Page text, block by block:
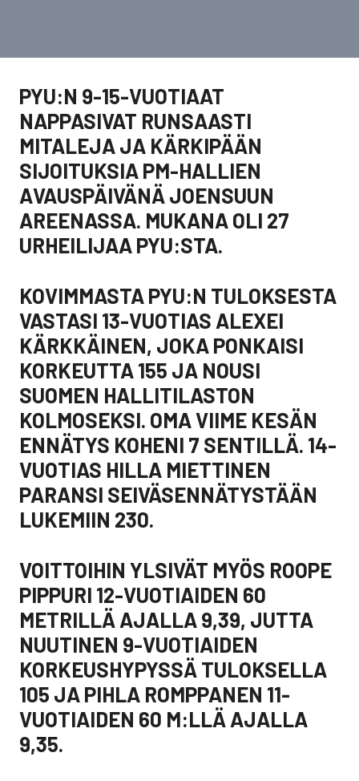
PYU:N 9-15-VUOTIAAT
NAPPASIVAT RUNSAASTI
MITALEJA JA KÄRKIPÄÄN
SIJOITUKSIA PM-HALLIEN
AVAUSPÄIVÄNÄ JOENSUUN
AREENASSA. MUKANA OLI 27
URHEILIJAA PYU:STA.
KOVIMMASTA PYU:N TULOKSESTA
VASTASI 13-VUOTIAS ALEXEI
KÄRKKÄINEN, JOKA PONKAISI
KORKEUTTA 155 JA NOUSI
SUOMEN HALLITILASTON
KOLMOSEKSI. OMA VIIME KESÄN
ENNÄTYS KOHENI 7 SENTILLÄ. 14-
VUOTIAS HILLA MIETTINEN
PARANSI SEIVÄSENNÄTYSTÄÄN
LUKEMIIN 230.
VOITTOIHIN YLSIVÄT MYÖS ROOPE
PIPPURI 12-VUOTIAIDEN 60
METRILLÄ AJALLA 9,39, JUTTA
NUUTINEN 9-VUOTIAIDEN
KORKEUSHYPYSSÄ TULOKSELLA
105 JA PIHLA ROMPPANEN 11-
VUOTIAIDEN 60 M:LLÄ AJALLA
9,35.